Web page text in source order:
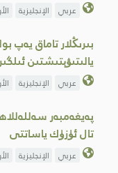
عربي الإنجليزية
بىرىڭلار تاماق يەپ
يالىتىۋېتىشتىن
عربي الإنجليزية
پەيغەمبەر
تال ئۈزۈك ياساتتى
عربي الإنجليزية